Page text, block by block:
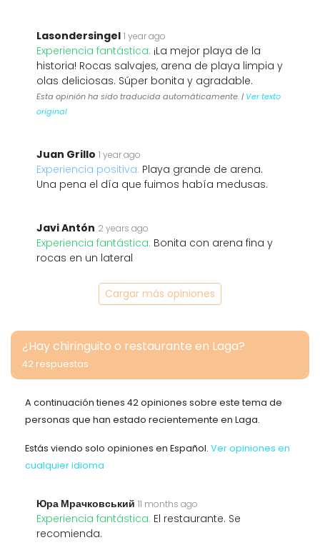
Lasondersingel 1 year ago
Experiencia fantástica: ¡La mejor playa de la
historia! Rocas salvajes, arena de playa limpia y
olas deliciosas. Súper bonita y agradable.
Esta opinión ha sido traducida automáticamente. | Ver texto
original
Juan Grillo 1 year ago
Experiencia positiva: Playa grande de arena.
Una pena el día que fuimos había medusas.
Javi Antón 2 years ago
Experiencia fantástica: Bonita con arena fina y
rocas en un lateral
Cargar más opiniones
¿Hay chiringuito o restaurante en Laga?
42 respuestas
A continuación tienes 42 opiniones sobre este tema de
personas que han estado recientemente en Laga.
Estás viendo solo opiniones en Español. Ver opiniones en
cualquier idioma
Юра Мрачковський 11 months ago
Experiencia fantástica: El restaurante. Se
recomienda.